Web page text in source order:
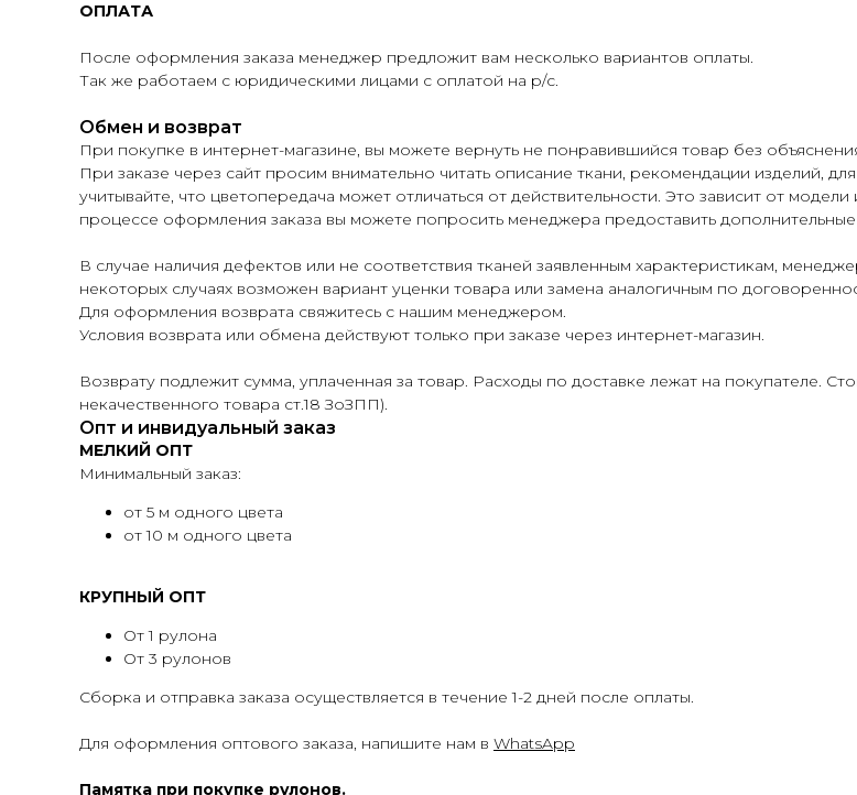
ОПЛАТА
После оформления заказа менеджер предложит вам несколько вариантов оплаты.
Так же работаем с юридическими лицами с оплатой на р/с.
Обмен и возврат
При покупке в интернет-магазине, вы можете вернуть не понравившийся товар без
При заказе через сайт просим внимательно читать описание ткани, рекомендации изделий,
учитывайте, что цветопередача может отличаться от действительности. Это зависит от
процессе оформления заказа вы можете попросить менеджера предоставить
В случае наличия дефектов или не соответствия тканей заявленным характеристикам,
некоторых случаях возможен вариант уценки товара или замена аналогичным по
Для оформления возврата свяжитесь с нашим менеджером.
Условия возврата или обмена действуют только при заказе через интернет-магазин.
Возврату подлежит сумма, уплаченная за товар. Расходы по доставке лежат на покупателе.
некачественного товара ст.18 ЗоЗПП).
Опт и инвидуальный заказ
МЕЛКИЙ ОПТ
Минимальный заказ:
от 5 м одного цвета
от 10 м одного цвета
КРУПНЫЙ ОПТ
От 1 рулона
От 3 рулонов
Сборка и отправка заказа осуществляется в течение 1-2 дней после оплаты.
Для оформления оптового заказа, напишите нам в WhatsApp
Памятка при покупке рулонов.